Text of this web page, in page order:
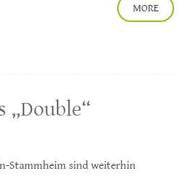
MORE
„Double“
Stammheim sind weiterhin